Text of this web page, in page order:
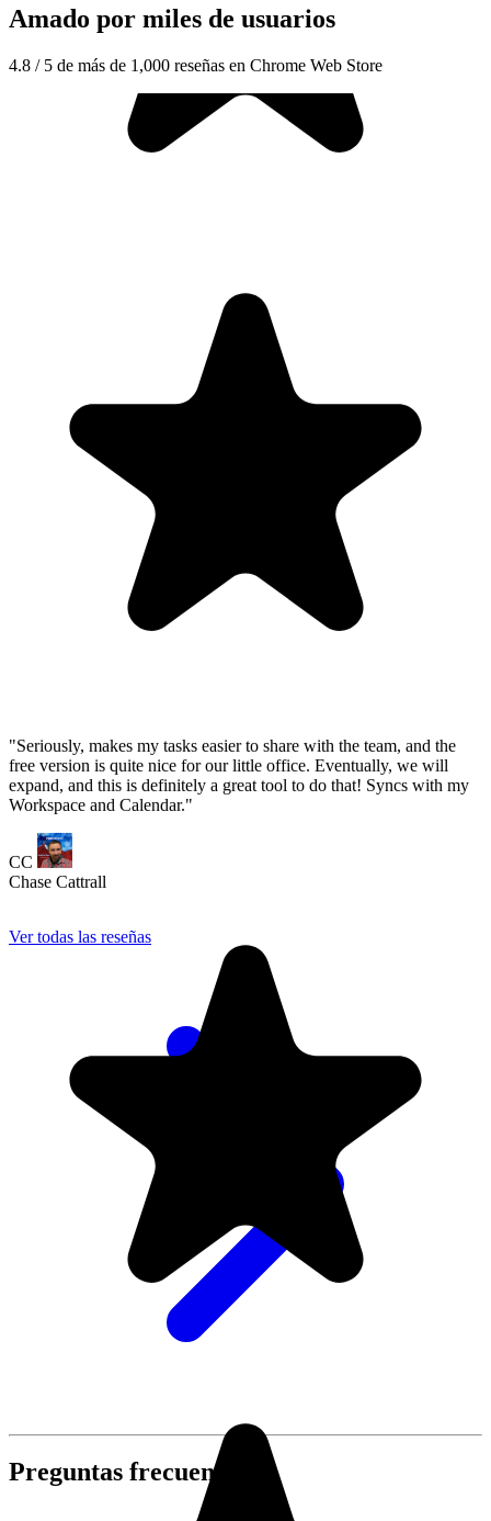
Amado por miles de usuarios
4.8 / 5 de más de 1,000 reseñas en Chrome Web Store
"Seriously, makes my tasks easier to share with the team, and the
free version is quite nice for our little office. Eventually, we will
expand, and this is definitely a great tool to do that! Syncs with my
Workspace and Calendar."
Ver todas las reseñas
Preguntas frecuentes